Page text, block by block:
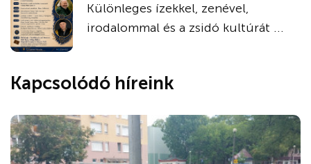
Különleges ízekkel, zenével,
irodalommal és a zsidó kultúrát ...
Kapcsolódó híreink